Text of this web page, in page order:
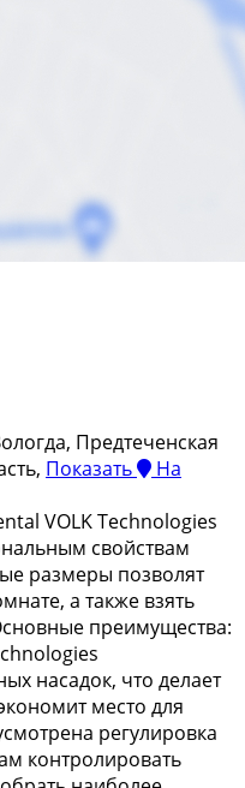
Предтеченская
Показать
На
VOLK Technologies
свойствам
размеры позволят
а также взять
преимущества:
насадок, что делает
место для
регулировка
контролировать